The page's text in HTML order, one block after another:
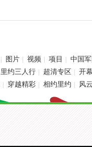
图片 视频 项目 中国军
里约三人行 超清专区 开
穿越精彩 相约里约 风